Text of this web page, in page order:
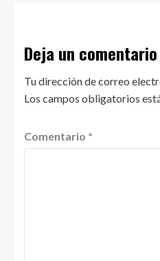
Deja un comentario
Tu dirección de correo
Los campos obligatorios
Comentario *